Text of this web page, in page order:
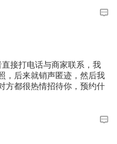
接打电话与商家联系，我
，后来就销声匿迹，然后我
方都很热情招待你，预约什
你尝试下